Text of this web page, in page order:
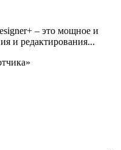
– это мощное и
и редактирования...